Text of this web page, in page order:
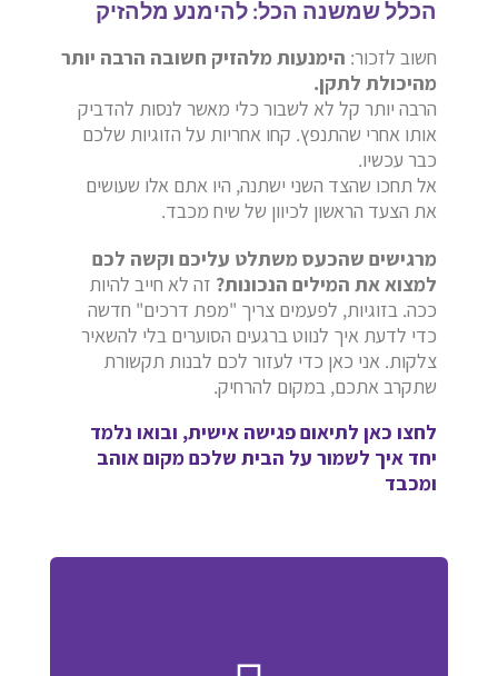
הכלל שמשנה הכל: להימנע מלהזיק
חשוב לזכור: הימנעות מלהזיק חשובה הרבה יותר
מהיכולת לתקן.
הרבה יותר קל לא לשבור כלי מאשר לנסות להדביק
אותו אחרי שהתנפץ. קחו אחריות על הזוגיות שלכם
כבר עכשיו.
אל תחכו שהצד השני ישתנה, היו אתם אלו שעושים
את הצעד הראשון לכיוון של שיח מכבד.
מרגישים שהכעס משתלט עליכם וקשה לכם
למצוא את המילים הנכונות? זה לא חייב להיות
ככה. בזוגיות, לפעמים צריך "מפת דרכים" חדשה
כדי לדעת איך לנווט ברגעים הסוערים בלי להשאיר
צלקות. אני כאן כדי לעזור לכם לבנות תקשורת
שתקרב אתכם, במקום להרחיק.
לחצו כאן לתיאום פגישה אישית, ובואו נלמד
יחד איך לשמור על הבית שלכם מקום אוהב
ומכבד